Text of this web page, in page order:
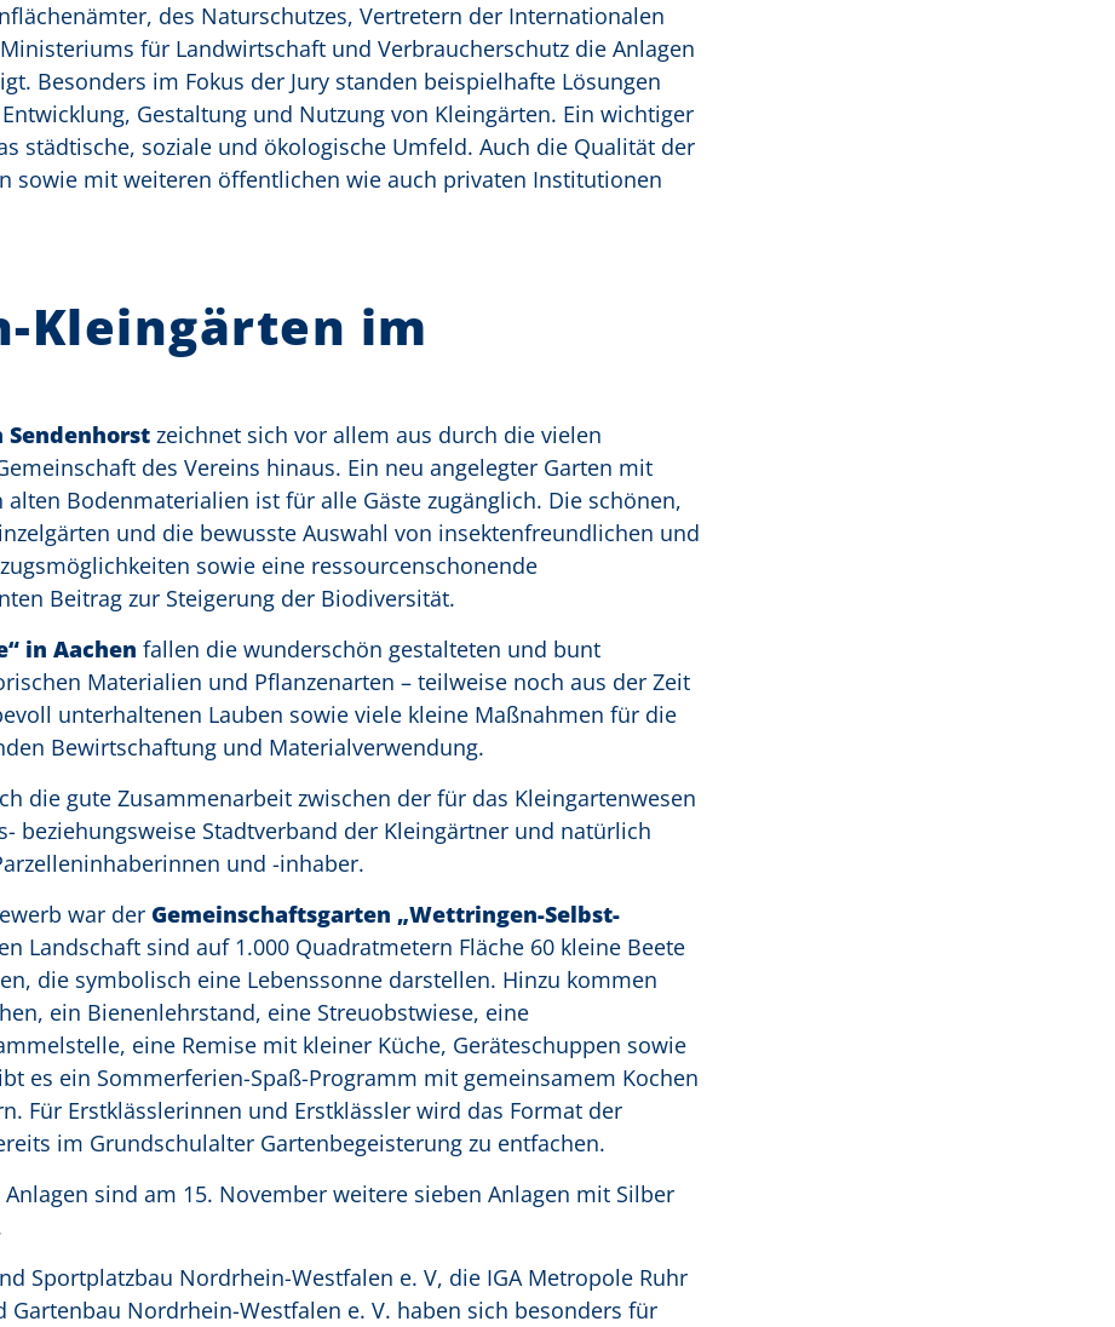
des Naturschutzes, Vertretern der Internationalen
für Landwirtschaft und Verbraucherschutz die Anlagen
Besonders im Fokus der Jury standen beispielhafte Lösungen
Gestaltung und Nutzung von Kleingärten. Ein wichtiger
städtische, soziale und ökologische Umfeld. Auch die Qualität der
sowie mit weiteren öffentlichen wie auch privaten Institutionen
Kleingärten im
Sendenhorstzeichnet sich vor allem aus durch die vielen
des Vereins hinaus. Ein neu angelegter Garten mit
Bodenmaterialien ist für alle Gäste zugänglich. Die schönen,
und die bewusste Auswahl von insektenfreundlichen und
sowie eine ressourcenschonende
Beitrag zur Steigerung der Biodiversität.
in Aachen fallen die wunderschön gestalteten und bunt
Materialien und Pflanzenarten – teilweise noch aus der Zeit
unterhaltenen Lauben sowie viele kleine Maßnahmen für die
Bewirtschaftung und Materialverwendung.
die gute Zusammenarbeit zwischen der für das Kleingartenwesen
beziehungsweise Stadtverband der Kleingärtner und natürlich
und -inhaber.
war der Gemeinschaftsgarten „Wettringen-Selbst-
Landschaft sind auf 1.000 Quadratmetern Fläche 60 kleine Beete
die symbolisch eine Lebenssonne darstellen. Hinzu kommen
ein Bienenlehrstand, eine Streuobstwiese, eine
eine Remise mit kleiner Küche, Geräteschuppen sowie
es ein Sommerferien-Spaß-Programm mit gemeinsamem Kochen
Für Erstklässlerinnen und Erstklässler wird das Format der
im Grundschulalter Gartenbegeisterung zu entfachen.
sind am 15. November weitere sieben Anlagen mit Silber
Sportplatzbau Nordrhein-Westfalen e. V, die IGA Metropole Ruhr
Gartenbau Nordrhein-Westfalen e. V. haben sich besonders für